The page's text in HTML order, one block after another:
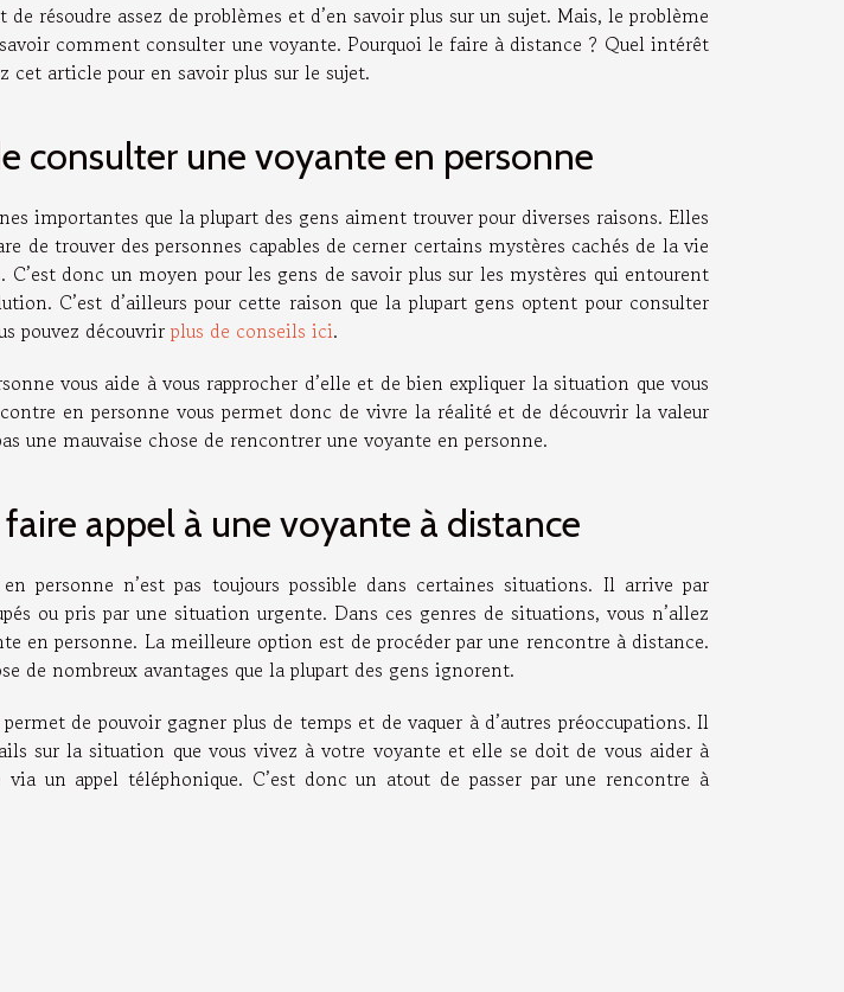
résoudre assez de problèmes et d’en savoir plus sur un sujet. Mais, le problème
comment consulter une voyante. Pourquoi le faire à distance ? Quel intérêt
cet article pour en savoir plus sur le sujet.
consulter une voyante en personne
importantes que la plupart des gens aiment trouver pour diverses raisons. Elles
de trouver des personnes capables de cerner certains mystères cachés de la vie
C’est donc un moyen pour les gens de savoir plus sur les mystères qui entourent
C’est d’ailleurs pour cette raison que la plupart gens optent pour consulter
pouvez découvrir plus de conseils ici.
vous aide à vous rapprocher d’elle et de bien expliquer la situation que vous
en personne vous permet donc de vivre la réalité et de découvrir la valeur
une mauvaise chose de rencontrer une voyante en personne.
appel à une voyante à distance
personne n’est pas toujours possible dans certaines situations. Il arrive par
ou pris par une situation urgente. Dans ces genres de situations, vous n’allez
en personne. La meilleure option est de procéder par une rencontre à distance.
de nombreux avantages que la plupart des gens ignorent.
de pouvoir gagner plus de temps et de vaquer à d’autres préoccupations. Il
sur la situation que vous vivez à votre voyante et elle se doit de vous aider à
un appel téléphonique. C’est donc un atout de passer par une rencontre à